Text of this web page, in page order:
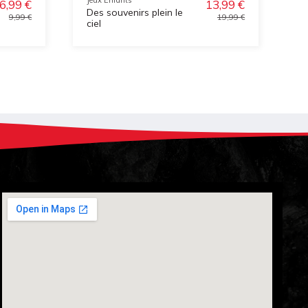
6,99 €
9,99 €
Des souvenirs plein le
ciel
13,99 €
19,99 €